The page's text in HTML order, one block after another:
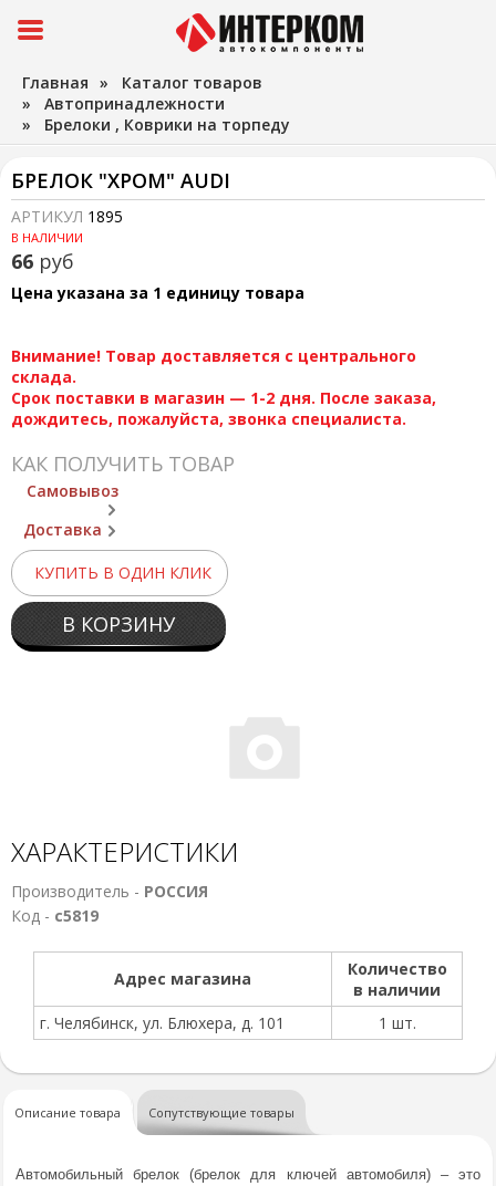
Главная » Каталог товаров
» Автопринадлежности
» Брелоки , Коврики на торпеду
БРЕЛОК "ХРОМ" AUDI
АРТИКУЛ 1895
В НАЛИЧИИ
66 руб
Цена указана за 1 единицу товара
Внимание! Товар доставляется с центрального
склада.
Срок поставки в магазин — 1-2 дня. После заказа,
дождитесь, пожалуйста, звонка специалиста.
КАК ПОЛУЧИТЬ ТОВАР
Самовывоз
Доставка
КУПИТЬ В ОДИН КЛИК
В КОРЗИНУ
ХАРАКТЕРИСТИКИ
Производитель - РОССИЯ
Код - с5819
Адрес магазина
Количество
в наличии
г. Челябинск, ул. Блюхера, д. 101
1 шт.
Описание товара Сопутствующие товары
Автомобильный брелок (брелок для ключей автомобиля) – это